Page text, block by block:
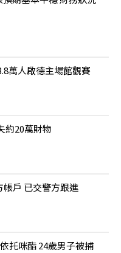
萬人啟德主場館觀賽
約20萬財物
戶 已交警方跟進
托咪酯 24歲男子被捕